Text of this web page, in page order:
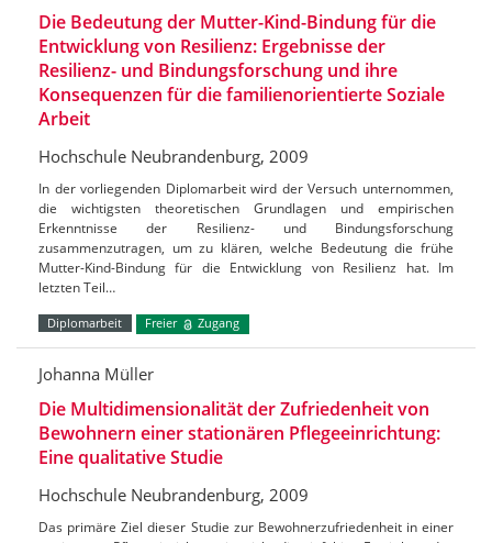
Die Bedeutung der Mutter-Kind-Bindung für die
Entwicklung von Resilienz: Ergebnisse der
Resilienz- und Bindungsforschung und ihre
Konsequenzen für die familienorientierte Soziale
Arbeit
Hochschule Neubrandenburg, 2009
In der vorliegenden Diplomarbeit wird der Versuch unternommen,
die wichtigsten theoretischen Grundlagen und empirischen
Erkenntnisse der Resilienz- und Bindungsforschung
zusammenzutragen, um zu klären, welche Bedeutung die frühe
Mutter-Kind-Bindung für die Entwicklung von Resilienz hat. Im
letzten Teil…
Diplomarbeit Freier Zugang
Johanna Müller
Die Multidimensionalität der Zufriedenheit von
Bewohnern einer stationären Pflegeeinrichtung:
Eine qualitative Studie
Hochschule Neubrandenburg, 2009
Das primäre Ziel dieser Studie zur Bewohnerzufriedenheit in einer